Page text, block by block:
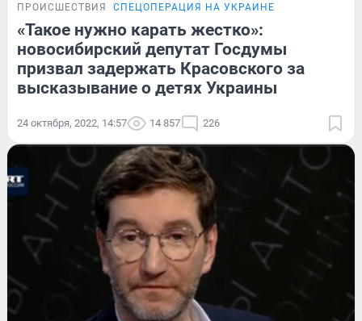
ПРОИСШЕСТВИЯ СПЕЦОПЕРАЦИЯ НА УКРАИНЕ
«Такое нужно карать жестко»:
новосибирский депутат Госдумы
призвал задержать Красовского за
высказывание о детях Украины
24 октября, 2022, 14:57 14 857 226